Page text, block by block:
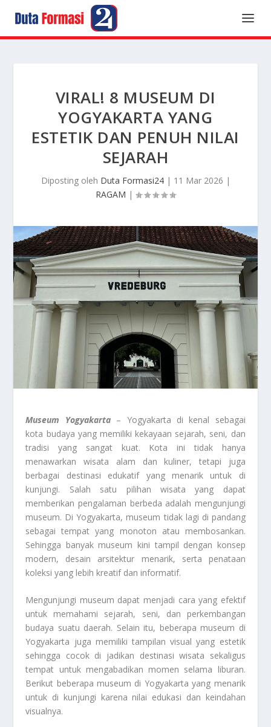
VIRAL! 8 MUSEUM DI
YOGYAKARTA YANG
ESTETIK DAN PENUH NILAI
SEJARAH
Diposting oleh Duta Formasi24| 11 Mar 2026 |
RAGAM |
Museum Yogyakarta– Yogyakarta di kenal sebagai
kota budaya yang memiliki kekayaan sejarah, seni, dan
tradisi yang sangat kuat. Kota ini tidak hanya
menawarkan wisata alam dan kuliner, tetapi juga
berbagai destinasi edukatif yang menarik untuk di
kunjungi. Salah satu pilihan wisata yang dapat
memberikan pengalaman berbeda adalah mengunjungi
museum. Di Yogyakarta, museum tidak lagi di pandang
sebagai tempat yang monoton atau membosankan.
Sehingga banyak museum kini tampil dengan konsep
modern, desain arsitektur menarik, serta penataan
koleksi yang lebih kreatif dan informatif.
Mengunjungi museum dapat menjadi cara yang efektif
untuk memahami sejarah, seni, dan perkembangan
budaya suatu daerah. Selain itu, beberapa museum di
Yogyakarta juga memiliki tampilan visual yang estetik
sehingga cocok di jadikan destinasi wisata sekaligus
tempat untuk mengabadikan momen selama liburan.
Berikut beberapa museum di Yogyakarta yang menarik
untuk di kunjungi karena nilai edukasi dan keindahan
visualnya.